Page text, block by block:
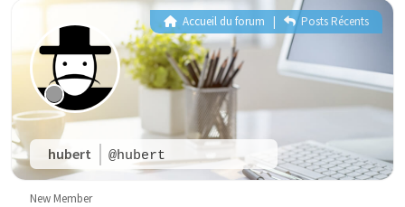
hubert @hubert
Accueil du forum | Posts Récents
New Member